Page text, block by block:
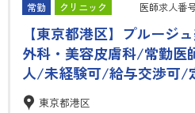
常勤 クリニック 医師求人番
【東京都港区】プルージ
外科・美容皮膚科/常勤医
人/未経験可/給与交渉可/
東京都港区